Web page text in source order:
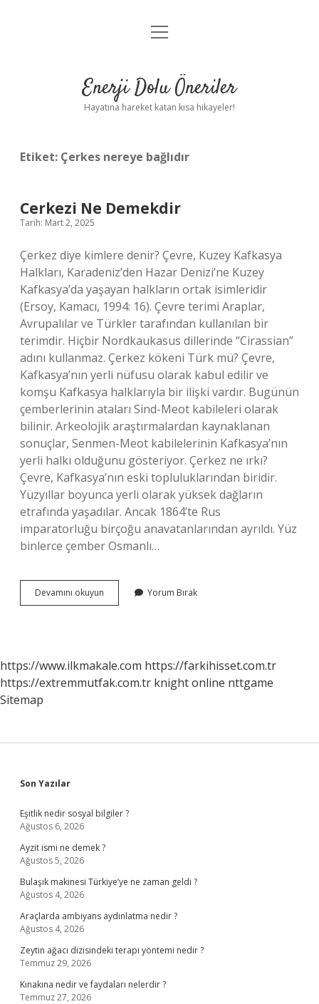
Anasayfa
Yasal Uyarı
menüyü
Enerji Dolu Öneriler
Hayatına hareket katan kısa hikayeler!
Etiket: Çerkes nereye bağlıdır
Cerkezi Ne Demekdir
Tarih: Mart 2, 2025
Çerkez diye kimlere denir? Çevre, Kuzey Kafkasya
Halkları, Karadeniz’den Hazar Denizi’ne Kuzey
Kafkasya’da yaşayan halkların ortak isimleridir
(Ersoy, Kamacı, 1994: 16). Çevre terimi Araplar,
Avrupalılar ve Türkler tarafından kullanılan bir
terimdir. Hiçbir Nordkaukasus dillerinde “Cirassian”
adını kullanmaz. Çerkez kökeni Türk mü? Çevre,
Kafkasya’nın yerli nüfusu olarak kabul edilir ve
komşu Kafkasya halklarıyla bir ilişki vardır. Bugünün
çemberlerinin ataları Sind-Meot kabileleri olarak
bilinir. Arkeolojik araştırmalardan kaynaklanan
sonuçlar, Senmen-Meot kabilelerinin Kafkasya’nın
yerli halkı olduğunu gösteriyor. Çerkez ne ırkı?
Çevre, Kafkasya’nın eski topluluklarından biridir.
Yüzyıllar boyunca yerli olarak yüksek dağların
etrafında yaşadılar. Ancak 1864’te Rus
imparatorluğu birçoğu anavatanlarından ayrıldı. Yüz
binlerce çember Osmanlı…
Devamını okuyun
Ne
Yorum Bırak
https://www.ilkmakale.com https://farkihisset.com.tr
https://extremmutfak.com.tr knight online nttgame
Sitemap
Sidebar
Son Yazılar
Eşitlik nedir sosyal bilgiler ?
Ağustos 6, 2026
Ayzit ismi ne demek ?
Ağustos 5, 2026
Bulaşık makinesi Türkiye’ye ne zaman geldi ?
Ağustos 4, 2026
Araçlarda ambiyans aydınlatma nedir ?
Ağustos 4, 2026
Zeytin ağacı dizisindeki terapi yöntemi nedir ?
Temmuz 29, 2026
Kınakına nedir ve faydaları nelerdir ?
Temmuz 27, 2026